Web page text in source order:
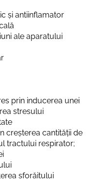
și antiinflamator
ale aparatului
prin inducerea unei
stresului
creșterea cantității de
tractului respirator;
sforăitului